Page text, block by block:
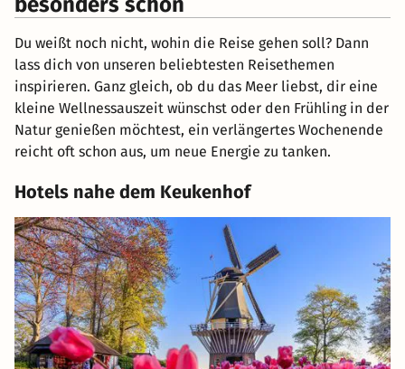
Du weißt noch nicht, wohin die Reise gehen soll? Dann
lass dich von unseren beliebtesten Reisethemen
inspirieren. Ganz gleich, ob du das Meer liebst, dir eine
kleine Wellnessauszeit wünschst oder den Frühling in der
Natur genießen möchtest, ein verlängertes Wochenende
reicht oft schon aus, um neue Energie zu tanken.
Hotels nahe dem Keukenhof